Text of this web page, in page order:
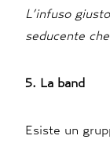
L’infuso
seducente
5. La band
Esiste un